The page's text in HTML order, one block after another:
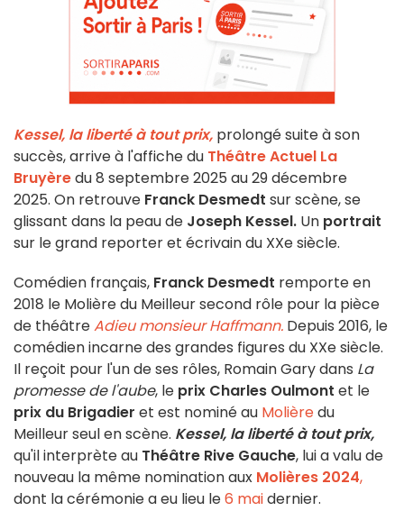
Kessel, la liberté à tout prix, prolongé suite à son
succès, arrive à l'affiche du Théâtre Actuel La
Bruyèredu 8 septembre 2025 au 29 décembre
2025. On retrouve Franck Desmedt sur scène, se
glissant dans la peau de Joseph Kessel. Un portrait
sur le grand reporter et écrivain du XXe siècle.
Comédien français, Franck Desmedt remporte en
2018 le Molière du Meilleur second rôle pour la pièce
de théâtreAdieu monsieur Haffmann. Depuis 2016, le
comédien incarne des grandes figures du XXe siècle.
Il reçoit pour l'un de ses rôles, Romain Gary dans La
promesse de l'aube, le prix Charles Oulmont et le
prix du Brigadier et est nominé au Molièredu
Meilleur seul en scène. Kessel, la liberté à tout prix,
qu'il interprète au Théâtre Rive Gauche, lui a valude
nouveau la même nomination aux Molières 2024,
dont la cérémonie a eu lieu le6 maidernier.